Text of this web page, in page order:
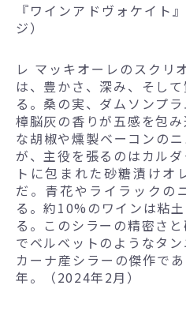
『ワインアドヴォケイト
ジ）
レ マッキオーレのスクリ
は、豊かさ、深み、そし
る。桑の実、ダムソンプ
樟脳灰の香りが五感を包
な胡椒や燻製ベーコンの
が、主役を張るのはカル
トに包まれた砂糖漬けオ
だ。青花やライラックの
る。約10%のワインは粘
る。このシラーの精密さ
でベルベットのようなタ
カーナ産シラーの傑作で
年。（2024年2月）